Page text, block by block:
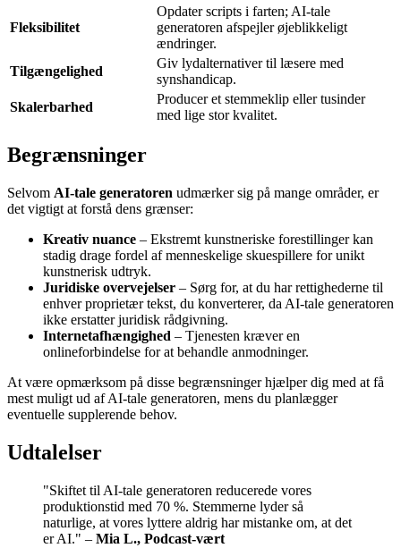
Fleksibilitet
Opdater scripts i farten; AI-tale
generatoren afspejler øjeblikkeligt
ændringer.
Tilgængelighed
Giv lydalternativer til læsere med
synshandicap.
Skalerbarhed
Producer et stemmeklip eller tusinder
med lige stor kvalitet.
Begrænsninger
Selvom AI-tale generatoren udmærker sig på mange områder, er
det vigtigt at forstå dens grænser:
Kreativ nuance – Ekstremt kunstneriske forestillinger kan
stadig drage fordel af menneskelige skuespillere for unikt
kunstnerisk udtryk.
Juridiske overvejelser – Sørg for, at du har rettighederne til
enhver proprietær tekst, du konverterer, da AI-tale generatoren
ikke erstatter juridisk rådgivning.
Internetafhængighed – Tjenesten kræver en
onlineforbindelse for at behandle anmodninger.
At være opmærksom på disse begrænsninger hjælper dig med at få
mest muligt ud af AI-tale generatoren, mens du planlægger
eventuelle supplerende behov.
Udtalelser
"Skiftet til AI-tale generatoren reducerede vores
produktionstid med 70 %. Stemmerne lyder så
naturlige, at vores lyttere aldrig har mistanke om, at det
er AI." – Mia L., Podcast-vært